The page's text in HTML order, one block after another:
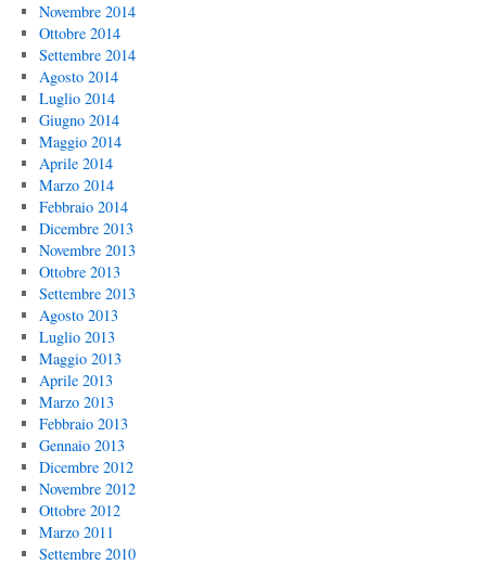
Novembre 2014
Ottobre 2014
Settembre 2014
Agosto 2014
Luglio 2014
Giugno 2014
Maggio 2014
Aprile 2014
Marzo 2014
Febbraio 2014
Dicembre 2013
Novembre 2013
Ottobre 2013
Settembre 2013
Agosto 2013
Luglio 2013
Maggio 2013
Aprile 2013
Marzo 2013
Febbraio 2013
Gennaio 2013
Dicembre 2012
Novembre 2012
Ottobre 2012
Marzo 2011
Settembre 2010